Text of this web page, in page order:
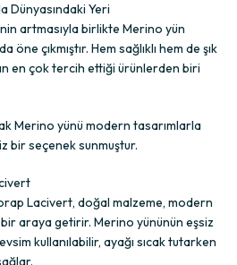
Dünyasındaki Yeri
artmasıyla birlikte Merino yün
çıkmıştır. Hem sağlıklı hem de şık
en çok tercih ettiği ürünlerden biri
Merino yünü modern tasarımlarla
bir seçenek sunmuştur.
Lacivert, doğal malzeme, modern
araya getirir. Merino yününün eşsiz
kullanılabilir, ayağı sıcak tutarken